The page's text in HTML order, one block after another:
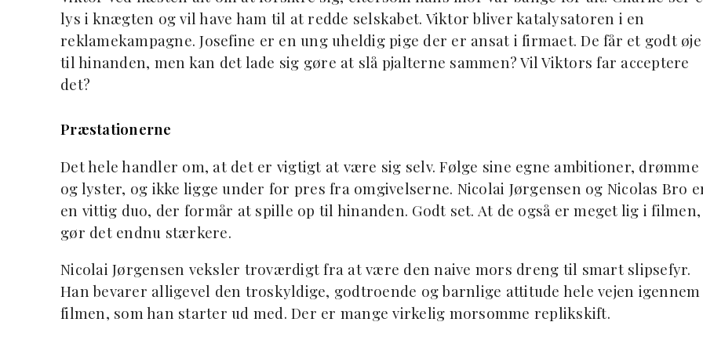
lys i knægten og vil have ham til at redde selskabet. Viktor bliver katalysatoren i en
reklamekampagne. Josefine er en ung uheldig pige der er ansat i firmaet. De får et godt øje
til hinanden, men kan det lade sig gøre at slå pjalterne sammen? Vil Viktors far acceptere
det?
Præstationerne
Det hele handler om, at det er vigtigt at være sig selv. Følge sine egne ambitioner, drømme
og lyster, og ikke ligge under for pres fra omgivelserne. Nicolai Jørgensen og Nicolas Bro
en vittig duo, der formår at spille op til hinanden. Godt set. At de også er meget lig i filmen,
gør det endnu stærkere.
Nicolai Jørgensen veksler troværdigt fra at være den naive mors dreng til smart slipsefyr.
Han bevarer alligevel den troskyldige, godtroende og barnlige attitude hele vejen igennem
filmen, som han starter ud med. Der er mange virkelig morsomme replikskift.